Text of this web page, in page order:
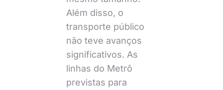
Além disso, o
transporte público
não teve avanços
significativos. As
linhas do Metrô
previstas para